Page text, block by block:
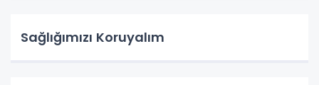
Sağlığımızı Koruyalım